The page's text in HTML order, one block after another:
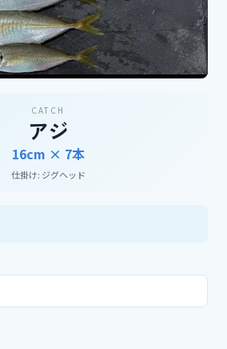
CATCH
アジ
16cm × 7本
仕掛け: ジグヘッド